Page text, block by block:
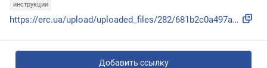
инструкции
https://erc.ua/upload/uploaded_files/282/681b2c0a497a8_2e_c...
Добавить ссылку